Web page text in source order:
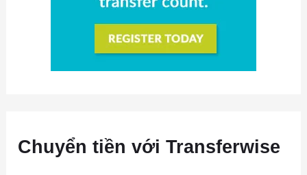
Chuyển tiền với Transferwise